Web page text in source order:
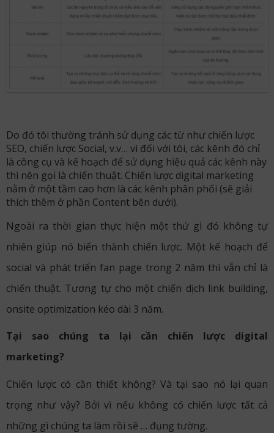
Do đó tôi thường tránh sử dụng các từ như chiến lược
SEO, chiến lược Social, v.v… vì đối với tôi, các kênh đó chỉ
là công cụ và kế hoạch để sử dụng hiệu quả các kênh này
thì nên gọi là chiến thuật. Chiến lược digital marketing
nằm ở một tầm cao hơn là các kênh phân phối (sẽ giải
thích thêm ở phần Content bên dưới).
Ngoài ra thời gian thực hiện một thứ gì đó không tự
nhiên giúp nó biến thành chiến lược. Một kế hoạch để
social và phát triển fan page trong 2 năm thì vẫn chỉ là
chiến thuật. Tương tự cho một chiến dịch link building,
onsite optimization kéo dài 3 năm.
Tại sao chúng ta lại cần chiến lược digital
marketing?
Chiến lược có cần thiết không? Và tại sao nó lại quan
trọng như vậy? Bởi vì nếu không có chiến lược tất cả
những gì chúng ta làm rồi sẽ … đụng tường.